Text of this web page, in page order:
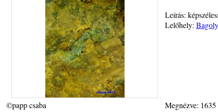
Leírás:
Lelőhely:
©papp csaba Megnézve: